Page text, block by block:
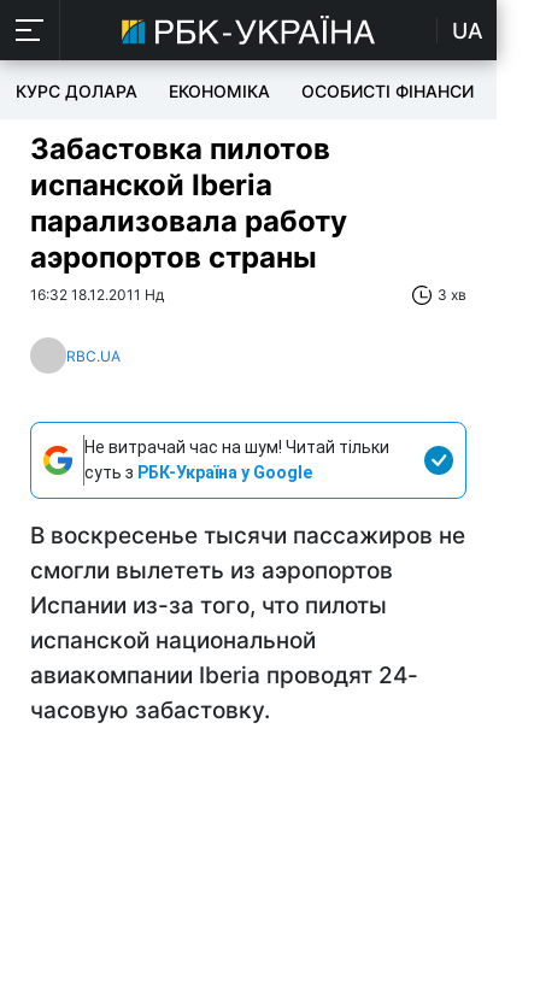
UA
КУРС ДОЛАРА ЕКОНОМІКА ОСОБИСТІ ФІНАНСИ
Забастовка пилотов
испанской Iberia
парализовала работу
аэропортов страны
16:32 18.12.2011 Нд 3 хв
RBC.UA
Не витрачай час на шум! Читай тільки
суть з РБК-Україна у Google
В воскресенье тысячи пассажиров не
смогли вылететь из аэропортов
Испании из-за того, что пилоты
испанской национальной
авиакомпании Iberia проводят 24-
часовую забастовку.